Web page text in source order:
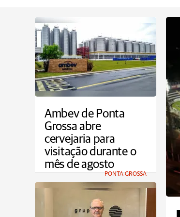
Ambev de Ponta
Grossa abre
cervejaria para
visitação durante o
mês de agosto
PONTA GROSSA